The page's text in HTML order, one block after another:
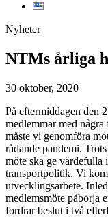
Nyheter
NTMs årliga
30 oktober, 2020
På eftermiddagen den
medlemmar med
måste vi genomföra
rådande pandemi.
möte ska ge värdefulla
transportpolitik. Vi
utvecklingsarbete.
medlemsmöte påbörja
fordrar beslut i två